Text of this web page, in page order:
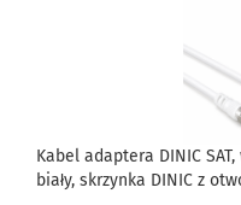
Kabel adaptera DINIC
biały, skrzynka DINIC z